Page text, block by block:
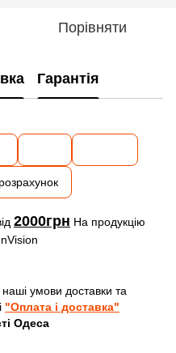
Порівняти
Гарантія
2000грн На продукцію
умови доставки та
"Оплата і доставка"
Одеса